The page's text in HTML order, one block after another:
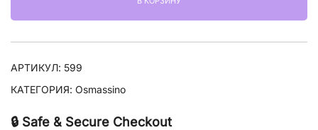
Me
АРТИКУЛ: 599
КАТЕГОРИЯ: Osmassino
🔒 Safe & Secure Checkout